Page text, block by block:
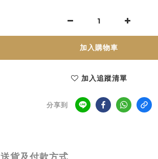
加入購物車
加入追蹤清單
分享到
送貨及付款方式